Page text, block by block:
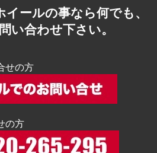
イールの事なら何でも、
い合わせ下さい。
せの方
の方